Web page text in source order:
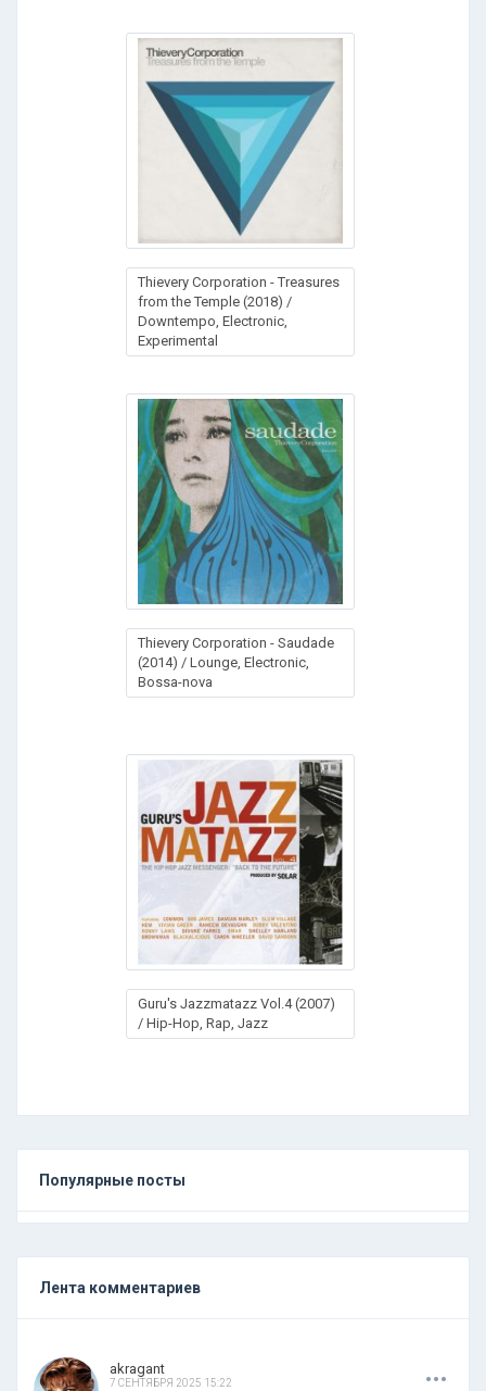
Thievery Corporation - Treasures
from the Temple (2018) /
Downtempo, Electronic,
Experimental
Thievery Corporation - Saudade
(2014) / Lounge, Electronic,
Bossa-nova
Guru's Jazzmatazz Vol.4 (2007)
/ Hip-Hop, Rap, Jazz
Популярные посты
Лента комментариев
akragant
7 СЕНТЯБРЯ 2025 15:22 ...